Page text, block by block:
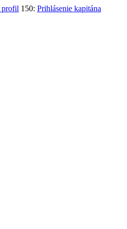
profil 150: Prihlásenie kapitána